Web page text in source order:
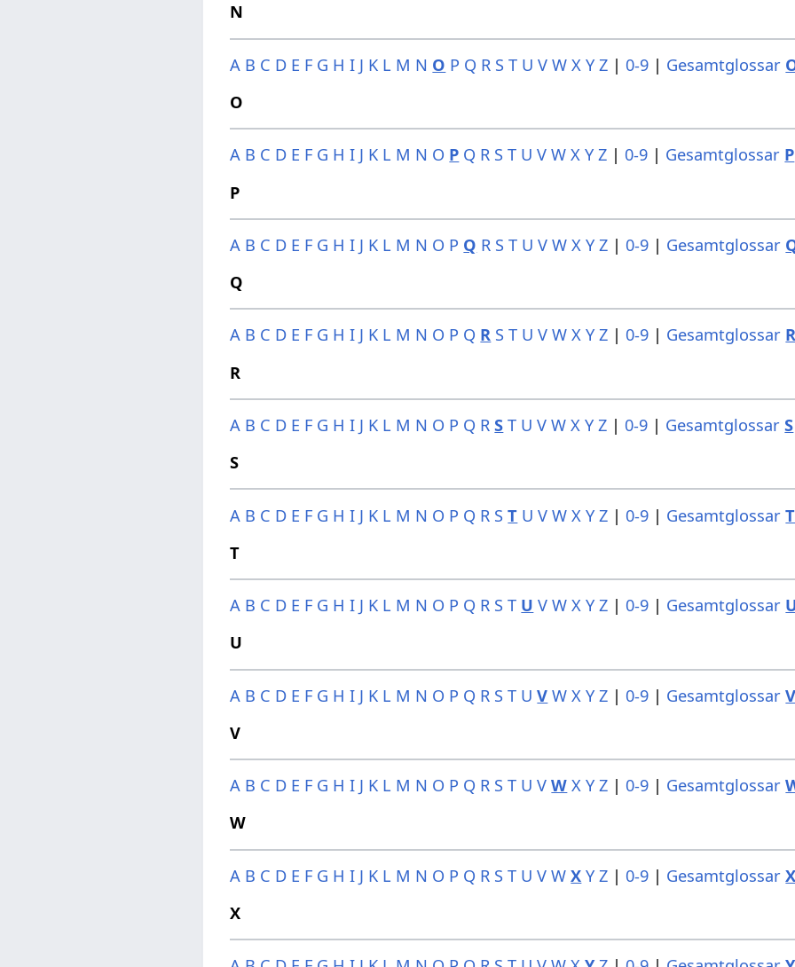
N
A B C D E F G H I J K L M N O P Q R S T U V W X Y Z | 0-9 | Gesamtglossar
O
A B C D E F G H I J K L M N O P Q R S T U V W X Y Z | 0-9 | Gesamtglossar P
P
A B C D E F G H I J K L M N O P Q R S T U V W X Y Z | 0-9 | Gesamtglossar
Q
A B C D E F G H I J K L M N O P Q R S T U V W X Y Z | 0-9 | Gesamtglossar
R
A B C D E F G H I J K L M N O P Q R S T U V W X Y Z | 0-9 | GesamtglossarS
S
A B C D E F G H I J K L M N O P Q R S T U V W X Y Z | 0-9 | GesamtglossarT
T
A B C D E F G H I J K L M N O P Q R S T U V W X Y Z | 0-9 | Gesamtglossar
U
A B C D E F G H I J K L M N O P Q R S T U V W X Y Z | 0-9 | Gesamtglossar
V
A B C D E F G H I J K L M N O P Q R S T U V W X Y Z | 0-9 | Gesamtglossar
W
A B C D E F G H I J K L M N O P Q R S T U V W X Y Z | 0-9 | Gesamtglossar
X